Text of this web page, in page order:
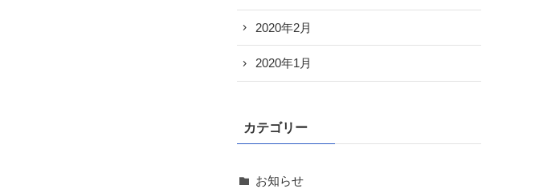
2020年2月
2020年1月
カテゴリー
お知らせ